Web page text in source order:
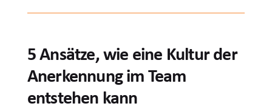
5 Ansätze, wie eine Kultur der
Anerkennung im Team
entstehen kann